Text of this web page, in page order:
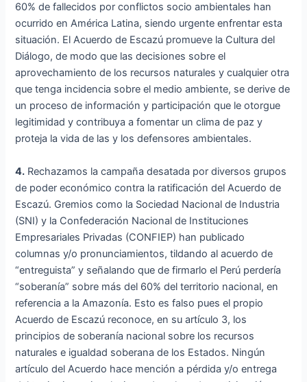
60% de fallecidos por conflictos socio ambientales han
ocurrido en América Latina, siendo urgente enfrentar esta
situación. El Acuerdo de Escazú promueve la Cultura del
Diálogo, de modo que las decisiones sobre el
aprovechamiento de los recursos naturales y cualquier otra
que tenga incidencia sobre el medio ambiente, se derive de
un proceso de información y participación que le otorgue
legitimidad y contribuya a fomentar un clima de paz y
proteja la vida de las y los defensores ambientales.
4. Rechazamos la campaña desatada por diversos grupos
de poder económico contra la ratificación del Acuerdo de
Escazú. Gremios como la Sociedad Nacional de Industria
(SNI) y la Confederación Nacional de Instituciones
Empresariales Privadas (CONFIEP) han publicado
columnas y/o pronunciamientos, tildando al acuerdo de
“entreguista” y señalando que de firmarlo el Perú perdería
“soberanía” sobre más del 60% del territorio nacional, en
referencia a la Amazonía. Esto es falso pues el propio
Acuerdo de Escazú reconoce, en su artículo 3, los
principios de soberanía nacional sobre los recursos
naturales e igualdad soberana de los Estados. Ningún
artículo del Acuerdo hace mención a pérdida y/o entrega